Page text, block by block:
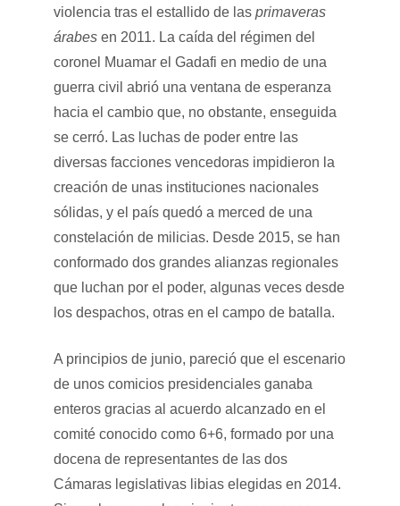
violencia tras el estallido de las primaveras
árabes en 2011. La caída del régimen del
coronel Muamar el Gadafi en medio de una
guerra civil abrió una ventana de esperanza
hacia el cambio que, no obstante, enseguida
se cerró. Las luchas de poder entre las
diversas facciones vencedoras impidieron la
creación de unas instituciones nacionales
sólidas, y el país quedó a merced de una
constelación de milicias. Desde 2015, se han
conformado dos grandes alianzas regionales
que luchan por el poder, algunas veces desde
los despachos, otras en el campo de batalla.
A principios de junio, pareció que el escenario
de unos comicios presidenciales ganaba
enteros gracias al acuerdo alcanzado en el
comité conocido como 6+6, formado por una
docena de representantes de las dos
Cámaras legislativas libias elegidas en 2014.